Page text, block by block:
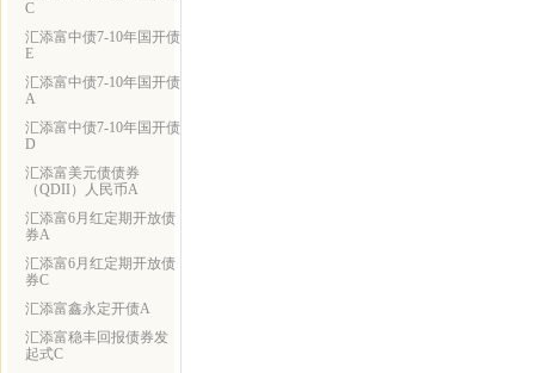
C
汇添富中债7-10年国开债
E
汇添富中债7-10年国开债
A
汇添富中债7-10年国开债
D
汇添富美元债债券
（QDII）人民币A
汇添富6月红定期开放债
券A
汇添富6月红定期开放债
券C
汇添富鑫永定开债A
汇添富稳丰回报债券发
起式C